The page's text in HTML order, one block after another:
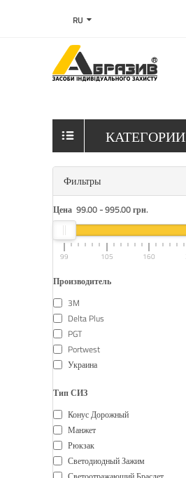
RU
КАТЕГОРИИ
Фильтры
Цена 99.00-995.00грн.
99 105 160
Производитель
3M
Delta Plus
PGT
Portwest
Украина
Тип СИЗ
Конус Дорожный
Манжет
Рюкзак
Светодиодный Зажим